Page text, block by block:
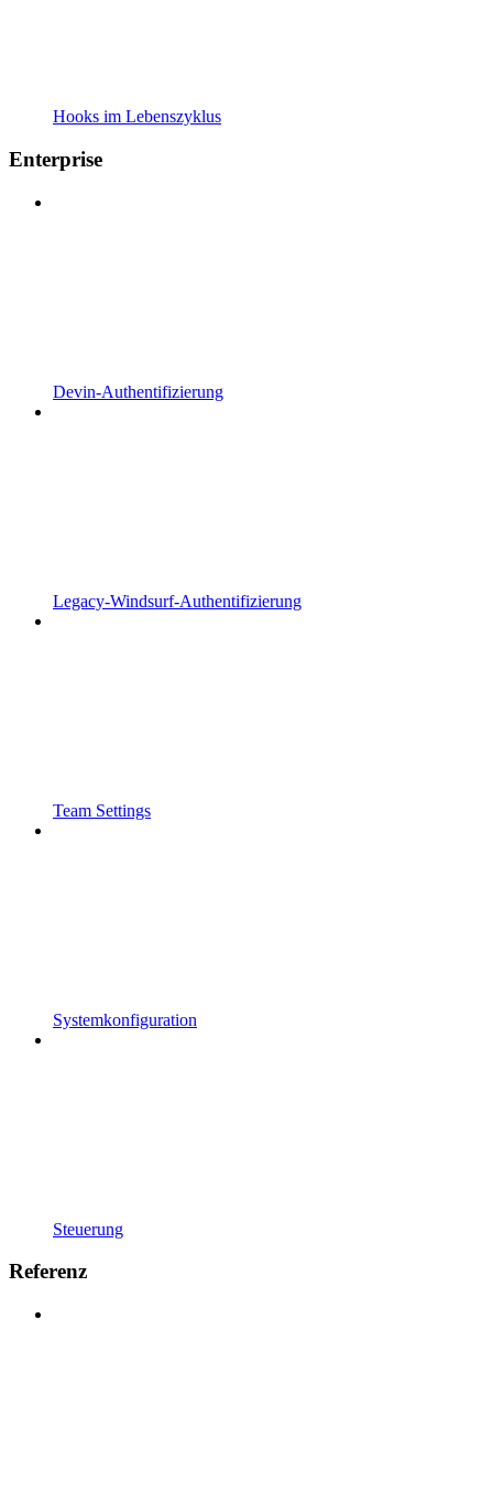
Hooks im Lebenszyklus
Enterprise
Devin-Authentifizierung
Legacy-Windsurf-Authentifizierung
Team Settings
Systemkonfiguration
Steuerung
Referenz